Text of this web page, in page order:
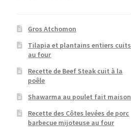
Gros Atchomon
Tilapia et plantains entiers cuits
au four
Recette de Beef Steak cuit à la
poêle
Shawarma au poulet fait maison
Recette des Côtes levées de porc
barbecue mijoteuse au four